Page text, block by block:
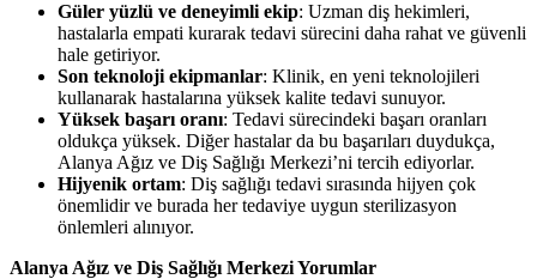
Güler yüzlü ve deneyimli ekip: Uzman diş hekimleri,
hastalarla empati kurarak tedavi sürecini daha rahat ve güvenli
hale getiriyor.
Son teknoloji ekipmanlar: Klinik, en yeni teknolojileri
kullanarak hastalarına yüksek kalite tedavi sunuyor.
Yüksek başarı oranı: Tedavi sürecindeki başarı oranları
oldukça yüksek. Diğer hastalar da bu başarıları duydukça,
Alanya Ağız ve Diş Sağlığı Merkezi’ni tercih ediyorlar.
Hijyenik ortam: Diş sağlığı tedavi sırasında hijyen çok
önemlidir ve burada her tedaviye uygun sterilizasyon
önlemleri alınıyor.
Alanya Ağız ve Diş Sağlığı Merkezi Yorumlar